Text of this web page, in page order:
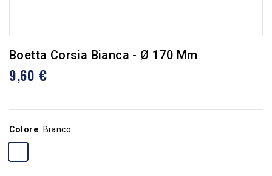
Boetta Corsia Bianca - Ø 170 Mm
9,60 €
Colore: Bianco